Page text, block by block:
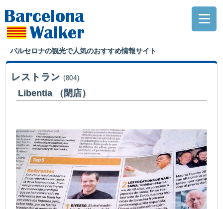
バルセロナの観光で人気のおすすめ情報サイト
レストラン (804)
Libentia （閉店）